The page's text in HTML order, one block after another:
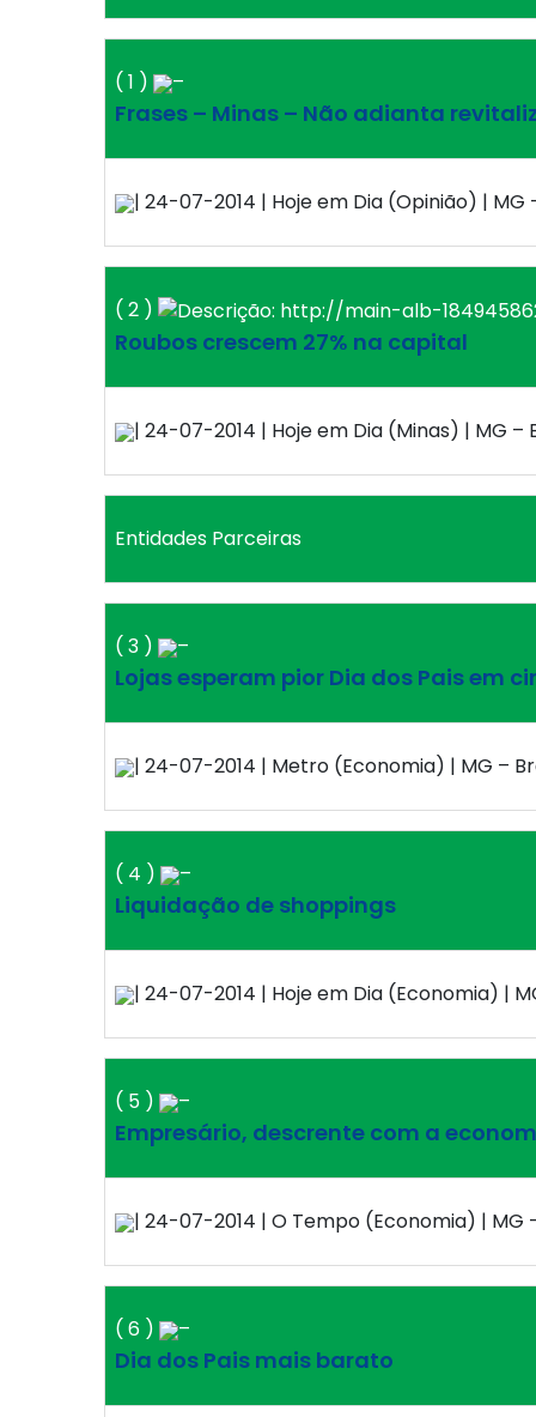
( 1 ) –
Frases – Minas – Não adianta
| 24-07-2014 | Hoje em Dia (Opinião) | MG
( 2 )
Roubos crescem 27% na capital
| 24-07-2014 | Hoje em Dia (Minas) | MG –
Entidades Parceiras
( 3 ) –
Lojas esperam pior Dia dos Pais em
| 24-07-2014 | Metro (Economia) | MG –
( 4 ) –
Liquidação de shoppings
| 24-07-2014 | Hoje em Dia (Economia) |
( 5 ) –
Empresário, descrente com a
| 24-07-2014 | O Tempo (Economia) | MG
( 6 ) –
Dia dos Pais mais barato